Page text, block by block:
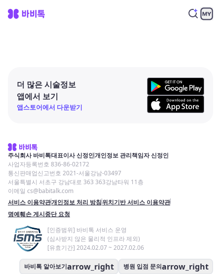
더 많은 시술정보
앱에서 보기
앱스토어에서 다운받기
주식회사 바비톡대표이사 신정인개인정보 관리책임자 신정인
사업자등록번호 836-86-02172
통신판매업신고번호 2021-서울강남-03497
서울특별시 서초구 강남대로 363 363강남타워 11층
이메일 cs@babitalk.com
서비스 이용약관개인정보 처리 방침위치기반 서비스 이용약관
명예훼손 게시중단 요청
[인증범위] 바비톡 서비스 운영
(심사받지 않은 물리적 인프라 제외)
[유효기간] 2024.02.07 ~ 2027.02.06
바비톡 알아보기arrow_right 병원 입점 문의arrow_right